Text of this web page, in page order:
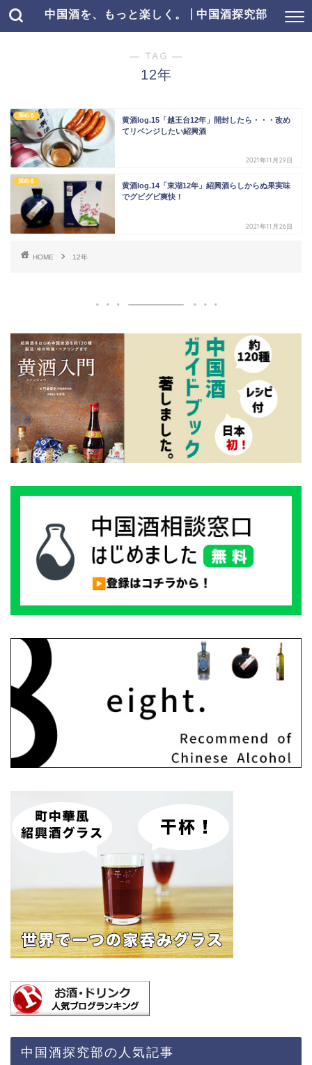
中国酒を、もっと楽しく。 | 中国酒探究部
― TAG ―
12年
深める
黄酒log.15「越王台12年」開封したら・・・改め
てリベンジしたい紹興酒
2021年11月29日
深める
黄酒log.14「東湖12年」紹興酒らしからぬ果実味
でグビグビ爽快！
2021年11月26日
HOME 12年
中国酒探究部の人気記事